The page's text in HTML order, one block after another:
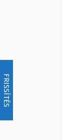
FRISSÍTÉS